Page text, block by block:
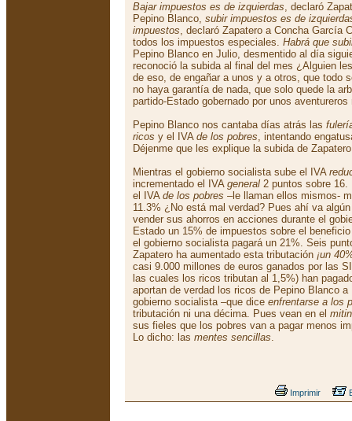
Bajar impuestos es de izquierdas, declaró
Pepino Blanco, subir impuestos es de
impuestos, declaró Zapatero a Concha García
todos los impuestos especiales. Habrá que
Pepino Blanco en Julio, desmentido al día
reconoció la subida al final del mes ¿Alguien
de eso, de engañar a unos y a otros, que todo
no haya garantía de nada, que solo quede la
partido-Estado gobernado por unos aventureros
Pepino Blanco nos cantaba días atrás las
ricos y el IVA de los pobres, intentando
Déjenme que les explique la subida de
Mientras el gobierno socialista sube el IVA
incrementado el IVA general 2 puntos sobre
el IVA de los pobres –le llaman ellos mismos-
11.3% ¿No está mal verdad? Pues ahí va
vender sus ahorros en acciones durante el
Estado un 15% de impuestos sobre el
el gobierno socialista pagará un 21%. Seis
Zapatero ha aumentado esta tributación ¡un
casi 9.000 millones de euros ganados por las
las cuales los ricos tributan al 1,5%) han
aportan de verdad los ricos de Pepino Blanco
gobierno socialista –que dice enfrentarse a los
tributación ni una décima. Pues vean en el mitin
sus fieles que los pobres van a pagar menos
Lo dicho: las mentes sencillas.
Imprimir